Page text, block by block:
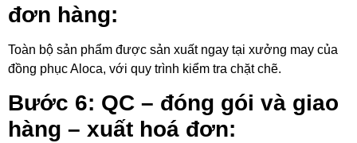
đơn hàng:
Toàn bộ sản phẩm được sản xuất ngay tại xưởng may của
đồng phục Aloca, với quy trình kiểm tra chặt chẽ.
Bước 6: QC – đóng gói và giao
hàng – xuất hoá đơn: